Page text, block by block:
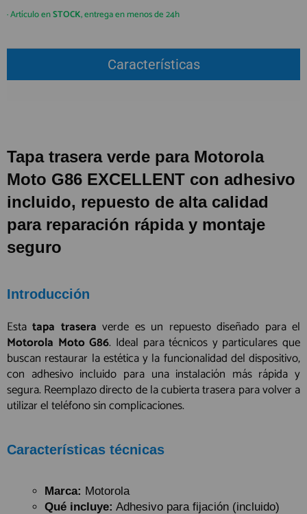
GUÍA DE COMPRA
(+34)912 477 744
info@preciosadictos.com
REGISTRO PROFESIONAL
· Artículo enSTOCK, entrega en menos de 24h
Características
Tapa trasera verde para Motorola
Moto G86 EXCELLENT con adhesivo
incluido, repuesto de alta calidad
para reparación rápida y montaje
seguro
Introducción
Estatapa trasera verde es un repuesto diseñado para el
Motorola Moto G86. Ideal para técnicos y particulares que
buscan restaurar la estética y la funcionalidad del dispositivo,
con adhesivo incluido para una instalación más rápida y
segura. Reemplazo directo de la cubierta trasera para volver a
utilizar el teléfono sin complicaciones.
Características técnicas
Marca: Motorola
Qué incluye: Adhesivo para fijación (incluido)